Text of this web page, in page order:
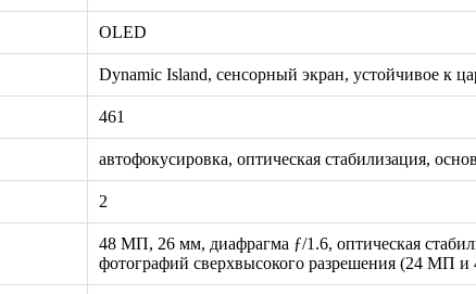
OLED
Dynamic Island, сенсорный экран, устойчивое к
461
автофокусировка, оптическая стабилизация,
2
48 МП, 26 мм, диафрагма ƒ/1.6, оптическая
фотографий сверхвысокого разрешения (24 МП